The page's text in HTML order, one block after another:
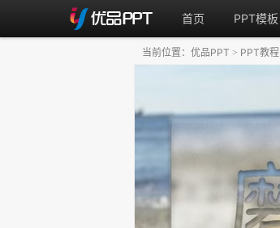
首页 PPT模板
当前位置： 优品PPT > PPT教程